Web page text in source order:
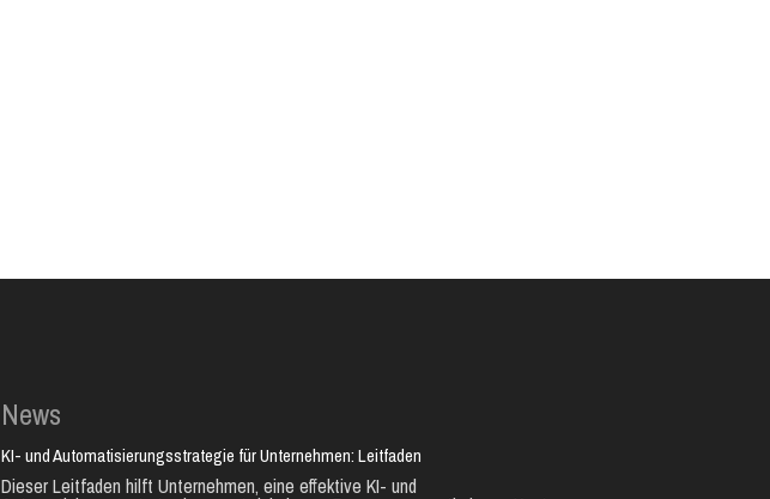
News
KI- und Automatisierungsstrategie für Unternehmen: Leitfaden
Dieser Leitfaden hilft Unternehmen, eine effektive KI- und